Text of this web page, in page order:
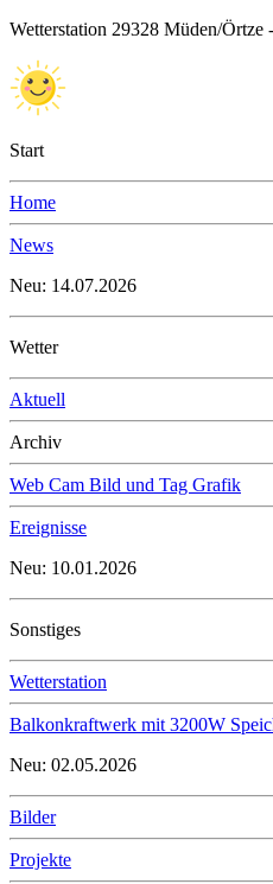
Wetterstation 29328 Müden/Örtze
Start
Home
News
Neu: 14.07.2026
Wetter
Aktuell
Archiv
Web Cam Bild und Tag Grafik
Ereignisse
Neu: 10.01.2026
Sonstiges
Wetterstation
Balkonkraftwerk mit 3200W
Neu: 02.05.2026
Bilder
Projekte